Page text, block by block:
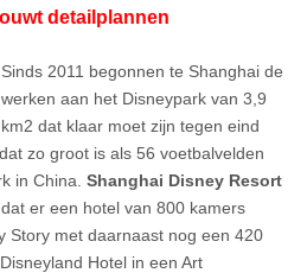
detailplannen
Sinds 2011 begonnen te Shanghai de
werken aan het Disneypark van 3,9
km2 dat klaar moet zijn tegen eind
zo groot is als 56 voetbalvelden
in China. Shanghai Disney Resort
er een hotel van 800 kamers
Story met daarnaast nog een 420
Hotel in een Art